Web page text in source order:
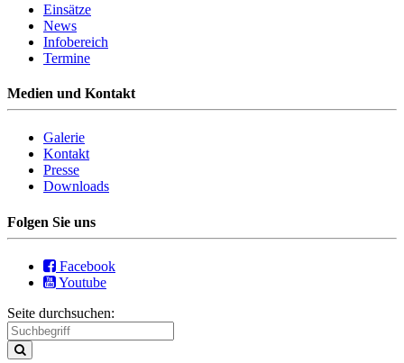
Einsätze
News
Infobereich
Termine
Medien und Kontakt
Galerie
Kontakt
Presse
Downloads
Folgen Sie uns
Facebook
Youtube
Seite durchsuchen: